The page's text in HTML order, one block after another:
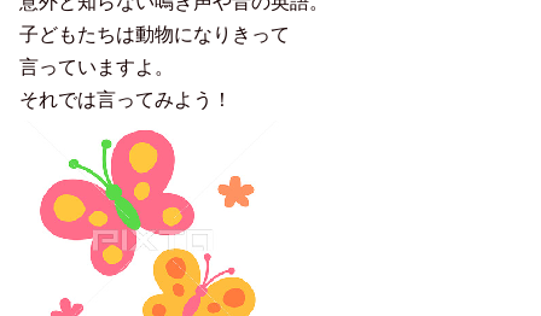
子どもたちは動物になりきって
言っていますよ。
それでは言ってみよう！